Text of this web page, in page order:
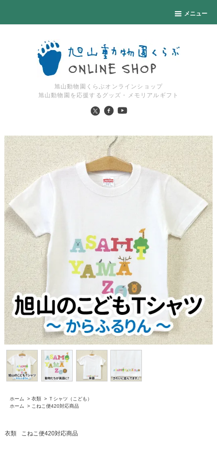
メニュー
旭山動物園くらぶオンラインショップ
旭山動物園を応援するグッズ・メモリアルギフト
ホーム > 衣類 > Ｔシャツ（こども）
ホーム
> こねこ便420対応商品
衣類 こねこ便420対応商品